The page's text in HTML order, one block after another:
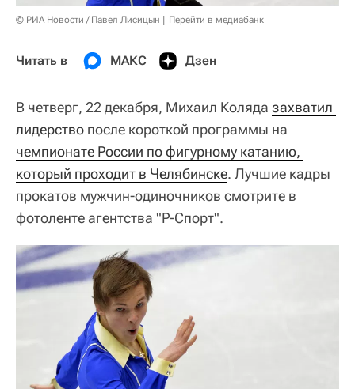
© РИА Новости / Павел Лисицын Перейти в медиабанк
Читать в МАКС Дзен
В четверг, 22 декабря, Михаил Коляда захватил
лидерство после короткой программы на
чемпионате России по фигурному катанию,
который проходит в Челябинске. Лучшие кадры
прокатов мужчин-одиночников смотрите в
фотоленте агентства "Р-Спорт".